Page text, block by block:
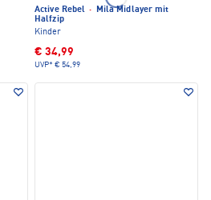
Active Rebel ·
Mila Midlayer mit
Halfzip
Kinder
€ 34,99
UVP* € 54,99